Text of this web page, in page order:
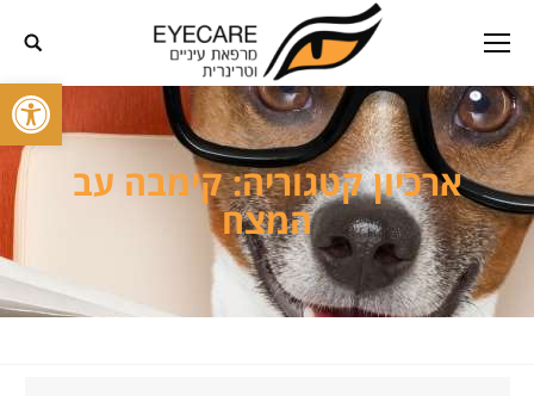
פתח
ארכיון קטגוריה:קימבה עב
המצח